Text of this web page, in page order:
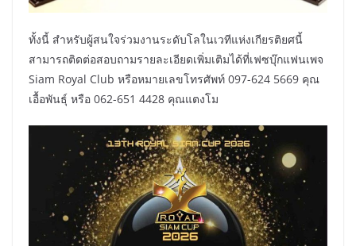
ทั้งนี้ สำหรับผู้สนใจร่วมงานระดับโลในเวทีแห่งเกียรติยศนี้
สามารถติดต่อสอบถามรายละเอียดเพิ่มเติมได้ที่เฟซบุ๊กแฟนเพจ
Siam Royal Club หรือหมายเลขโทรศัพท์ 097-624 5669 คุณ
เอื้อพันธุ์ หรือ 062-651 4428 คุณแตงโม